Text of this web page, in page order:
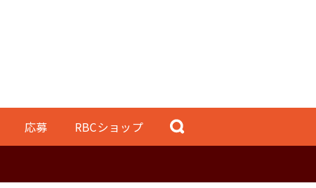
応募 RBCショップ